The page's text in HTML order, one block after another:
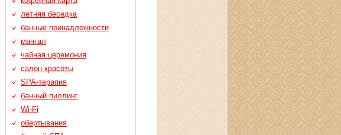
летняя беседка
банные принадлежности
мангал
чайная церемония
салон красоты
SPA-терапия
банный пиллинг
Wi-Fi
обертывания